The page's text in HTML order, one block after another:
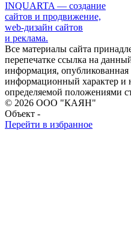
INQUARTA — создание
сайтов и продвижение,
web-дизайн сайтов
и реклама.
Все материалы сайта
перепечатке ссылка на
информация, опубликованная
информационный характер и
определяемой положениями
© 2026 ООО "КАЯН"
Объект -
Перейти в избранное